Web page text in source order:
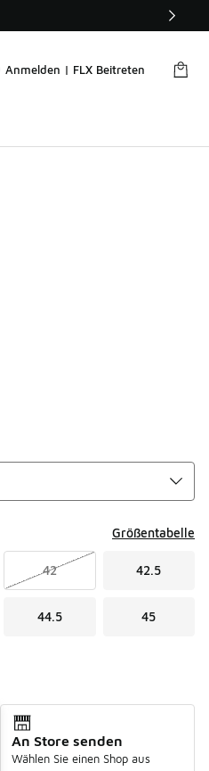
Anmelden | FLX Beitreten
Größentabelle
42 42.5
44.5 45
An Store senden
Wählen Sie einen Shop aus